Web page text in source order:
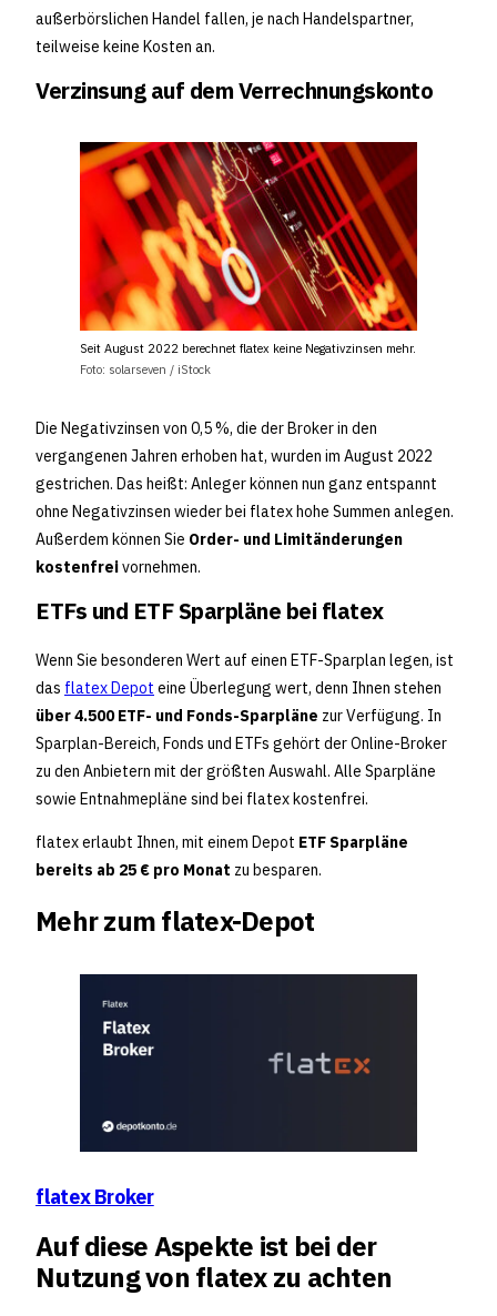
außerbörslichen Handel fallen, je nach Handelspartner,
teilweise keine Kosten an.
Verzinsung auf dem Verrechnungskonto
Seit August 2022 berechnet flatex keine Negativzinsen mehr.
Foto: solarseven / iStock
Die Negativzinsen von 0,5 %, die der Broker in den
vergangenen Jahren erhoben hat, wurden im August 2022
gestrichen. Das heißt: Anleger können nun ganz entspannt
ohne Negativzinsen wieder bei flatex hohe Summen anlegen.
Außerdem können Sie Order- und Limitänderungen
kostenfreivornehmen.
ETFs und ETF Sparpläne bei flatex
Wenn Sie besonderen Wert auf einen ETF-Sparplan legen, ist
das flatex Depot eine Überlegung wert, denn Ihnen stehen
über 4.500 ETF- und Fonds-Sparpläne zur Verfügung. In
Sparplan-Bereich, Fonds und ETFs gehört der Online-Broker
zu den Anbietern mit der größten Auswahl. Alle Sparpläne
sowie Entnahmepläne sind bei flatex kostenfrei.
flatex erlaubt Ihnen, mit einem Depot ETF Sparpläne
bereits ab 25 € pro Monat zu besparen.
Mehr zum flatex-Depot
flatex Broker
Auf diese Aspekte ist bei der
Nutzung von flatex zu achten